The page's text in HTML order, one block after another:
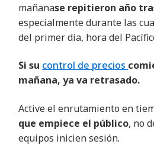
mañanase repitieron año
especialmente durante las
del primer día, hora del
Si su control de precios
mañana, ya va retrasado.
Active el enrutamiento en
que empiece el público, no
equipos inicien sesión.